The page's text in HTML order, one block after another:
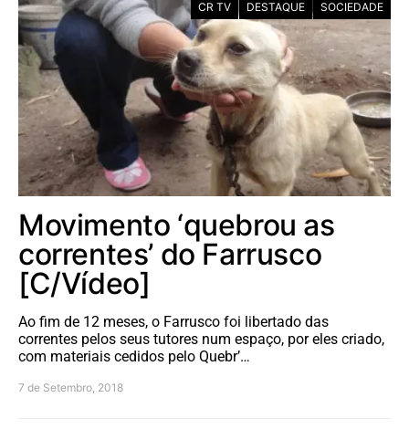
CR TV DESTAQUE SOCIEDADE
Movimento ‘quebrou as
correntes’ do Farrusco
[C/Vídeo]
Ao fim de 12 meses, o Farrusco foi libertado das
correntes pelos seus tutores num espaço, por eles criado,
com materiais cedidos pelo Quebr’…
7 de Setembro, 2018